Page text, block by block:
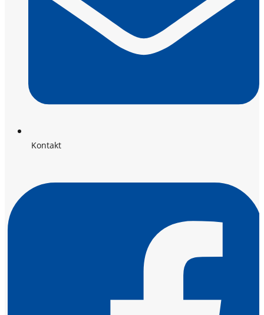
Kontakt